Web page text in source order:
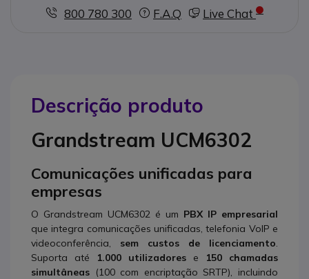
800 780 300
F.A.Q Live Chat
Descrição produto
Grandstream UCM6302
Comunicações unificadas para
empresas
O Grandstream UCM6302 é um PBX IP empresarial
que integra comunicações unificadas, telefonia VoIP e
videoconferência, sem custos de licenciamento
Suporta até 1.000 utilizadores e
150 chamadas
simultâneas (100 com encriptação SRTP), incluindo